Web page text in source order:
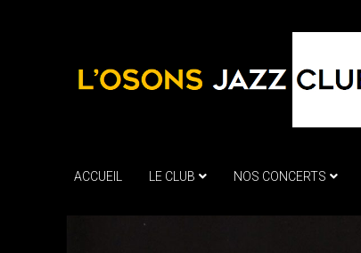
ACCUEIL LE CLUB NOS CONCERTS